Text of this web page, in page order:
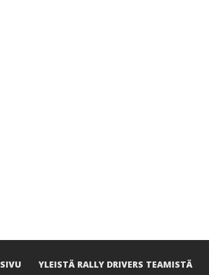
YLEISTÄ RALLY DRIVERS TEAMISTÄ